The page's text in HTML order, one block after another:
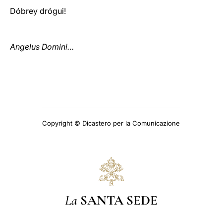
Dóbrey drógui!
Angelus Domini…
Copyright © Dicastero per la Comunicazione
La SANTA SEDE